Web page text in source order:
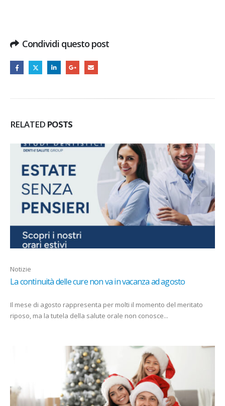
Condividi questo post
RELATED POSTS
Notizie
La continuità delle cure non va in vacanza ad agosto
Il mese di agosto rappresenta per molti il momento del meritato
riposo, ma la tutela della salute orale non conosce...